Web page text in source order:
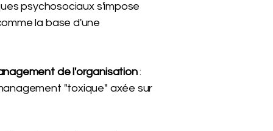
psychosociaux s'impose
la base d'une
de l'organisation:
"toxique" axée sur